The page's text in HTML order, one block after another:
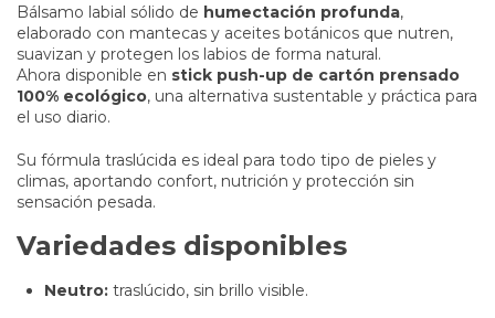
Bálsamo labial sólido de humectación profunda,
elaborado con mantecas y aceites botánicos que nutren,
suavizan y protegen los labios de forma natural.
Ahora disponible en stick push-up de cartón prensado
100% ecológico, una alternativa sustentable y práctica para
el uso diario.
Su fórmula traslúcida es ideal para todo tipo de pieles y
climas, aportando confort, nutrición y protección sin
sensación pesada.
Variedades disponibles
Neutro: traslúcido, sin brillo visible.